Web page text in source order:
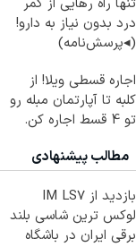
درد بدون نیاز به دارو!
(◂پرسش‌نامه)
اجاره‌ قسطی ویلا! از
کلبه تا آپارتمان مبله رو
تو 4 قسط اجاره کن.
مطالب پیشنهادی
بازدید از IM LS7
لوکس ترین شاسی بلند
برقی ایران در باشگاه